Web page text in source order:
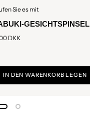
Sie es mit
GESICHTSPINSEL
DKK
IN DEN WARENKORB LEGEN